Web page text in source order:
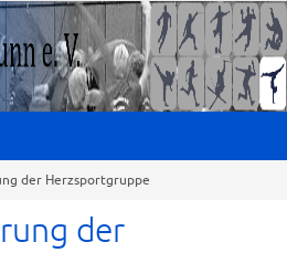
der Herzsportgruppe
der